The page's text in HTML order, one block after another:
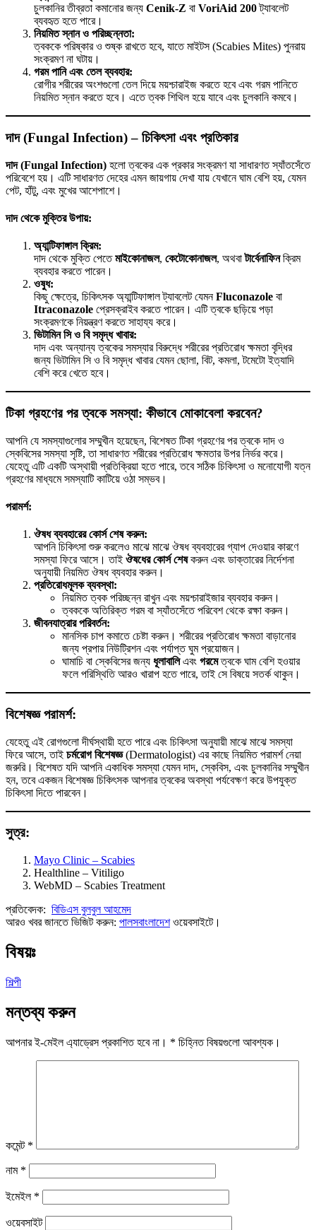
চুলকানির তীব্রতা কমানোর জন্য Cenik-Z বা VoriAid 200ট্যাবলেট
ব্যবহৃত হতে পারে।
নিয়মিত স্নান ও পরিচ্ছন্নতা:
ত্বককে পরিষ্কার ও শুষ্ক রাখতে হবে, যাতে মাইটস (Scabies Mites) পুনরায়
সংক্রমণ না ঘটায়।
গরম পানি এবং তেল ব্যবহার:
রোগীর শরীরের অংশগুলো তেল দিয়ে ময়শ্চারাইজ করতে হবে এবং গরম পানিতে
নিয়মিত স্নান করতে হবে। এতে ত্বক শিথিল হয়ে যাবে এবং চুলকানি কমবে।
দাদ (Fungal Infection) – চিকিৎসা এবং প্রতিকার
দাদ (Fungal Infection) হলো ত্বকের এক প্রকার সংক্রমণ যা সাধারণত স্যাঁতসেঁতে
পরিবেশে হয়। এটি সাধারণত দেহের এমন জায়গায় দেখা যায় যেখানে ঘাম বেশি হয়, যেমন
পেট, হাঁটু, এবং মুখের আশেপাশে।
দাদ থেকে মুক্তির উপায়:
অ্যান্টিফাঙ্গাল ক্রিম:
দাদ থেকে মুক্তি পেতেমাইকোনাজল, কেটোকোনাজল, অথবাটার্বেনাফিনক্রিম
ব্যবহার করতে পারেন।
ওষুধ:
কিছু ক্ষেত্রে, চিকিৎসক অ্যান্টিফাঙ্গাল ট্যাবলেট যেমনFluconazole বা
Itraconazole প্রেসক্রাইব করতে পারেন। এটি ত্বকে ছড়িয়ে পড়া
সংক্রমণকে নিয়ন্ত্রণ করতে সাহায্য করে।
ভিটামিন সি ও বি সমৃদ্ধ খাবার:
দাদ এবং অন্যান্য ত্বকের সমস্যার বিরুদ্ধে শরীরের প্রতিরোধ ক্ষমতা বৃদ্ধির
জন্য ভিটামিন সি ও বি সমৃদ্ধ খাবার যেমন ছোলা, বিট, কমলা, টমেটো ইত্যাদি
বেশি করে খেতে হবে।
টিকা গ্রহণের পর ত্বকে সমস্যা: কীভাবে মোকাবেলা করবেন?
আপনি যে সমস্যাগুলোর সম্মুখীন হয়েছেন, বিশেষত টিকা গ্রহণের পর ত্বকে দাদ ও
স্কেবিসের সমস্যা সৃষ্টি, তা সাধারণত শরীরের প্রতিরোধ ক্ষমতার উপর নির্ভর করে।
যেহেতু এটি একটি অস্থায়ী প্রতিক্রিয়া হতে পারে, তবে সঠিক চিকিৎসা ও মনোযোগী যত্ন
গ্রহণের মাধ্যমে সমস্যাটি কাটিয়ে ওঠা সম্ভব।
পরামর্শ:
ঔষধ ব্যবহারের কোর্স শেষ করুন:
আপনি চিকিৎসা শুরু করলেও মাঝে মাঝে ঔষধ ব্যবহারের গ্যাপ দেওয়ার কারণে
সমস্যা ফিরে আসে। তাই ঔষধের কোর্স শেষকরুন এবং ডাক্তারের নির্দেশনা
অনুযায়ী নিয়মিত ঔষধ ব্যবহার করুন।
প্রতিরোধমূলক ব্যবস্থা:
নিয়মিত ত্বক পরিচ্ছন্ন রাখুন এবং ময়শ্চারাইজার ব্যবহার করুন।
ত্বককে অতিরিক্ত গরম বা স্যাঁতসেঁতে পরিবেশ থেকে রক্ষা করুন।
জীবনযাত্রার পরিবর্তন:
মানসিক চাপ কমাতে চেষ্টা করুন। শরীরের প্রতিরোধ ক্ষমতা বাড়ানোর
জন্য প্রপার নিউট্রিশন এবং পর্যাপ্ত ঘুম প্রয়োজন।
ঘামাচি বা স্কেবিসের জন্য ধূলাবালিএবং গরমেত্বকে ঘাম বেশি হওয়ার
ফলে পরিস্থিতি আরও খারাপ হতে পারে, তাই সে বিষয়ে সতর্ক থাকুন।
বিশেষজ্ঞ পরামর্শ:
যেহেতু এই রোগগুলো দীর্ঘস্থায়ী হতে পারে এবং চিকিৎসা অনুযায়ী মাঝে মাঝে সমস্যা
ফিরে আসে, তাই চর্মরোগ বিশেষজ্ঞ(Dermatologist) এর কাছে নিয়মিত পরামর্শ নেয়া
জরুরি। বিশেষত যদি আপনি একাধিক সমস্যা যেমন দাদ, স্কেবিস, এবং চুলকানির সম্মুখীন
হন, তবে একজন বিশেষজ্ঞ চিকিৎসক আপনার ত্বকের অবস্থা পর্যবেক্ষণ করে উপযুক্ত
চিকিৎসা দিতে পারবেন।
সুত্র:
Mayo Clinic – Scabies
Healthline – Vitiligo
WebMD – Scabies Treatment
প্রতিবেদক: বিডিএস বুলবুল আহমেদ
আরও খবর জানতে ভিজিট করুন: পালসবাংলাদেশওয়েবসাইটে।
বিষয়ঃ
শিল্পী
মন্তব্য করুন
আপনার ই-মেইল এ্যাড্রেস প্রকাশিত হবে না। * চিহ্নিত বিষয়গুলো আবশ্যক।
কমেন্ট *
নাম *
ইমেইল *
ওয়েবসাইট